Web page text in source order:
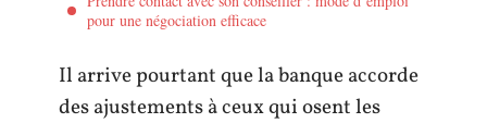
pour une négociation efficace
Il arrive pourtant que la banque accorde
des ajustements à ceux qui osent les